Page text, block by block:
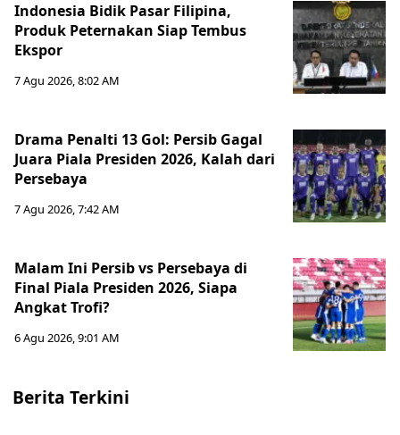
Indonesia Bidik Pasar Filipina,
Produk Peternakan Siap Tembus
Ekspor
7 Agu 2026, 8:02 AM
Drama Penalti 13 Gol: Persib Gagal
Juara Piala Presiden 2026, Kalah dari
Persebaya
7 Agu 2026, 7:42 AM
Malam Ini Persib vs Persebaya di
Final Piala Presiden 2026, Siapa
Angkat Trofi?
6 Agu 2026, 9:01 AM
Berita Terkini